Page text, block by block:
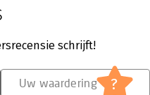
schrijft!
Uw waardering ?